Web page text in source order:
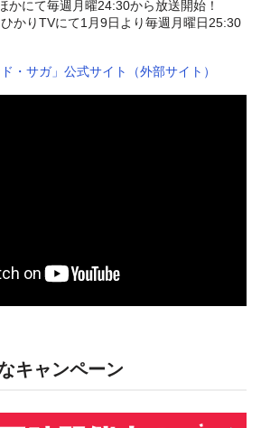
かにて毎週月曜24:30から放送開始！
かりTVにて1月9日より毎週月曜日25:30
・サガ」公式サイト（外部サイト）
キャンペーン